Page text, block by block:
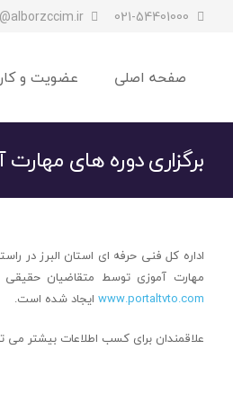
021-54401000
صفحه اصلی عضویت و
برگزاری دوره های مهارت
اداره کل فنی حرفه ای استان البرز در
مهارت آموزی توسط متقاضیان حقیقی
www.portaltvto.com ایجاد شده است.
علاقمندان برای کسب اطلاعات بیشتر می توانند با شماره